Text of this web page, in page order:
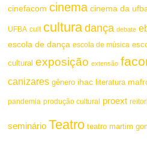
cinefacom cinema cinema da
UFBA cult cultura dança debate
escola de dança escola de música
cultural exposição extensão
canizares gênero ihac literatura
pandemia produção cultural proext
seminário Teatro teatro martim